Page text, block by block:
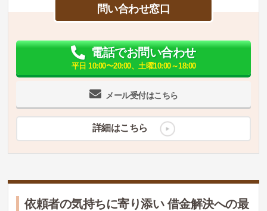
問い合わせ窓口
メール受付はこちら
電話でお問い合わせ
平日 10:00〜20:00、土曜10:00～18:00
詳細はこちら
依頼者の気持ちに寄り添い 借金解決への最